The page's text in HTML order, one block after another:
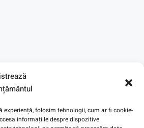
experiență, folosim tehnologii, cum ar fi cookie-
informațiile despre dispozitive.